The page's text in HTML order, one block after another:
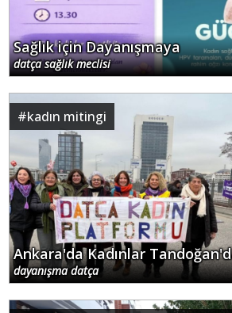
Sağlık için Dayanışmaya
datça sağlık meclisi
#kadın mitingi
Ankara'da Kadınlar
dayanışma datça